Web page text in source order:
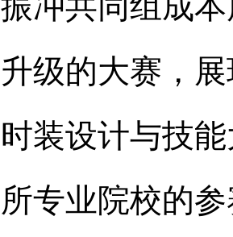
的大赛，展
装设计与技
专业院校的